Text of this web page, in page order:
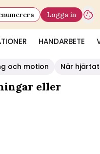
HANDARBETE
Logga in
och motion När
eller